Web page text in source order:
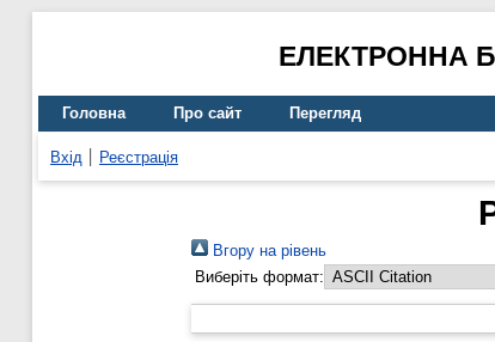
ЕЛЕКТРОННА
Головна Про сайт Перегляд
Вхід Реєстрація
Вгору на рівень
Виберіть формат: